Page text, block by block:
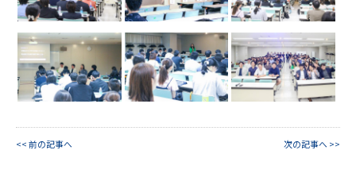
<< 前の記事へ 次の記事へ >>